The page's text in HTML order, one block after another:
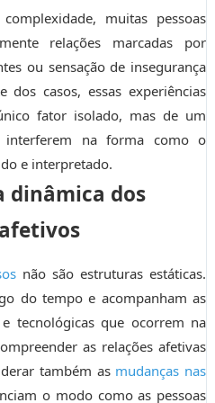
muitas pessoas
relações marcadas por
ou sensação de insegurança
dos casos, essas experiências
fator isolado, mas de um
interferem na forma como o
e interpretado.
dinâmica dos
não são estruturas estáticas.
do tempo e acompanham as
tecnológicas que ocorrem na
as relações afetivas
também as mudanças nas
o modo como as pessoas